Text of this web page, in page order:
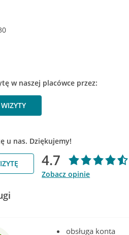
w naszej placówce przez:
u nas. Dziękujemy!
4.7
Zobacz opinie
obsługa konta